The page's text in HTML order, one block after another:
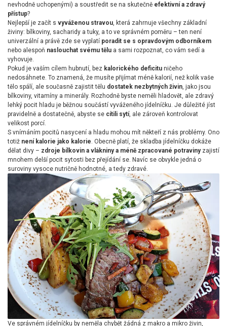
nevhodně uchopenými) a soustředit se na skutečně efektivní a zdravý
přístup?
Nejlepší je začít s vyváženou stravou , která zahrnuje všechny základní
živiny: bílkoviny, sacharidy a tuky, a to ve správném poměru – ten není
univerzální a právě zde se vyplatí poradit se s opravdovým odborníkem
nebo alespoň naslouchat svému tělu a sami rozpoznat, co vám sedí a
vyhovuje.
Pokud je vaším cílem hubnutí, bez kalorického deficitu ničeho
nedosáhnete. To znamená, že musíte přijímat méně kalorií, než kolik vaše
tělo spálí, ale současně zajistit tělu dostatek nezbytných živin , jako jsou
bílkoviny, vitamíny a minerály. Rozhodně byste neměli hladovět, ale zdravý
lehký pocit hladu je běžnou součástí vyváženého jídelníčku. Je důležité jíst
pravidelně a dostatečně, abyste se cítili sytí, ale zároveň kontrolovat
velikost porcí.
S vnímáním pocitů nasycení a hladu mohou mít někteří z nás problémy. Ono
totiž není kalorie jako kalorie . Obecně platí, že skladba jídelníčku dokáže
dělat divy – zdroje bílkovin a vlákniny a méně zpracované potravinyzajistí
mnohem delší pocit sytosti bez přejídání se. Navíc se obvykle jedná o
suroviny vysoce nutričně hodnotné, a tedy zdravé.
Ve správném jídelníčku by neměla chybět žádná z makro a mikro živin,